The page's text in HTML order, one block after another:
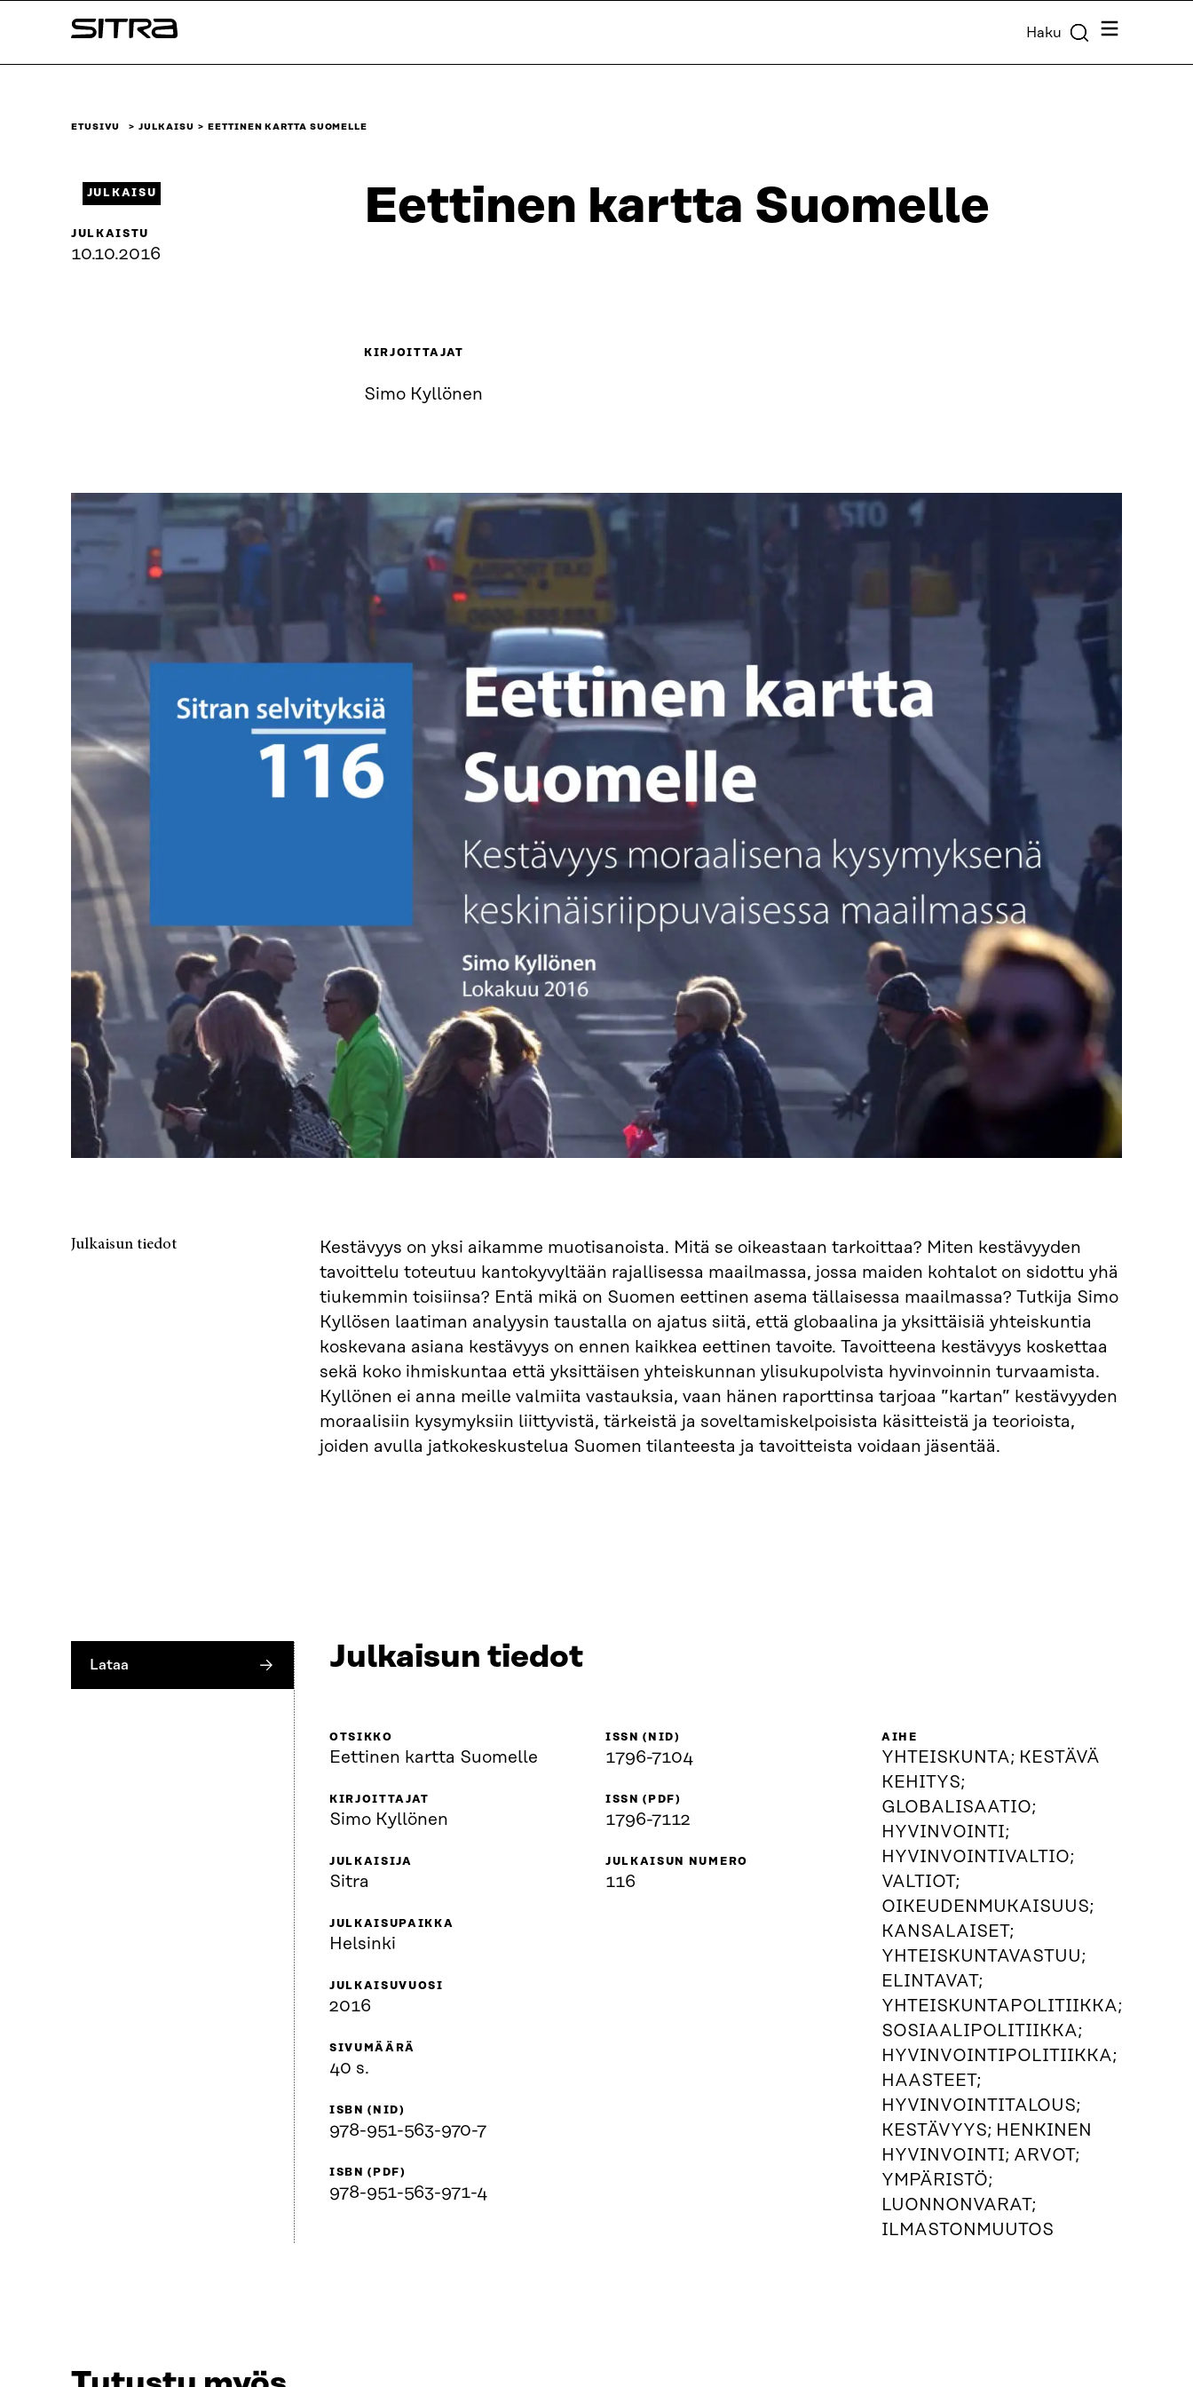
sisältöön
Sitra Haku Valikko
ETUSIVU JULKAISU EETTINEN KARTTA SUOMELLE
Eettinen kartta Suomelle
JULKAISU
JULKAISTU
10.10.2016
KIRJOITTAJAT
Simo Kyllönen
Julkaisun tiedot
Kestävyys on yksi aikamme muotisanoista. Mitä se oikeastaan tarkoittaa? Miten kestävyyden
tavoittelu toteutuu kantokyvyltään rajallisessa maailmassa, jossa maiden kohtalot on sidottu yhä
tiukemmin toisiinsa? Entä mikä on Suomen eettinen asema tällaisessa maailmassa? Tutkija Simo
Kyllösen laatiman analyysin taustalla on ajatus siitä, että globaalina ja yksittäisiä yhteiskuntia
koskevana asiana kestävyys on ennen kaikkea eettinen tavoite. Tavoitteena kestävyys koskettaa
sekä koko ihmiskuntaa että yksittäisen yhteiskunnan ylisukupolvista hyvinvoinnin turvaamista.
Kyllönen ei anna meille valmiita vastauksia, vaan hänen raporttinsa tarjoaa ”kartan” kestävyyden
moraalisiin kysymyksiin liittyvistä, tärkeistä ja soveltamiskelpoisista käsitteistä ja teorioista,
joiden avulla jatkokeskustelua Suomen tilanteesta ja tavoitteista voidaan jäsentää.
Lataa Julkaisun tiedot
OTSIKKO
Eettinen kartta Suomelle
KIRJOITTAJAT
Simo Kyllönen
JULKAISIJA
Sitra
JULKAISUPAIKKA
Helsinki
JULKAISUVUOSI
2016
SIVUMÄÄRÄ
40 s.
ISBN (NID)
978-951-563-970-7
ISBN (PDF)
978-951-563-971-4
ISSN (NID)
1796-7104
ISSN (PDF)
1796-7112
JULKAISUN NUMERO
116
AIHE
YHTEISKUNTA; KESTÄVÄ
KEHITYS;
GLOBALISAATIO;
HYVINVOINTI;
HYVINVOINTIVALTIO;
VALTIOT;
OIKEUDENMUKAISUUS;
KANSALAISET;
YHTEISKUNTAVASTUU;
ELINTAVAT;
YHTEISKUNTAPOLITIIKKA;
SOSIAALIPOLITIIKKA;
HYVINVOINTIPOLITIIKKA;
HAASTEET;
HYVINVOINTITALOUS;
KESTÄVYYS; HENKINEN
HYVINVOINTI; ARVOT;
YMPÄRISTÖ;
LUONNONVARAT;
ILMASTONMUUTOS